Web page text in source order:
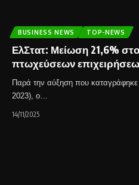
BUSINESS NEWS TOP-NEWS
ΕλΣτατ: Μείωση 21,6%
πτωχεύσεων
Παρά την αύξηση που καταγράφηκε
2023), ο…
14/11/2025